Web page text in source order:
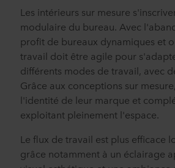
Les intérieurs sur mesure
modulaire du bureau. Avec
profit de bureaux dynamiques et
travail doit être agile pour
différents modes de travail, avec
Grâce aux conceptions sur
l'identité de leur marque et
exploitant pleinement l'espace.
Le flux de travail est plus efficace
grâce notamment à un éclairage